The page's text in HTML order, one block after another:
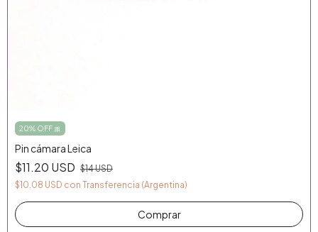
20% OFF 🎀
Pin cámara Leica
$11.20 USD $14 USD
$10.08 USD con Transferencia (Argentina)